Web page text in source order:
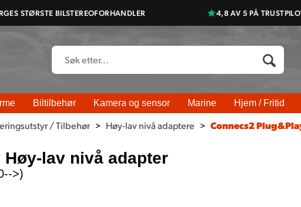
STØRSTE BILSTEREOFORHANDLER 4,8 AV 5 PÅ
Biltilbehør Kamera og sensor Marine Hjem / Fritid
/ Tilbehør > Høy-lav nivå adaptere > Connecs2
lav nivå adapter
>)